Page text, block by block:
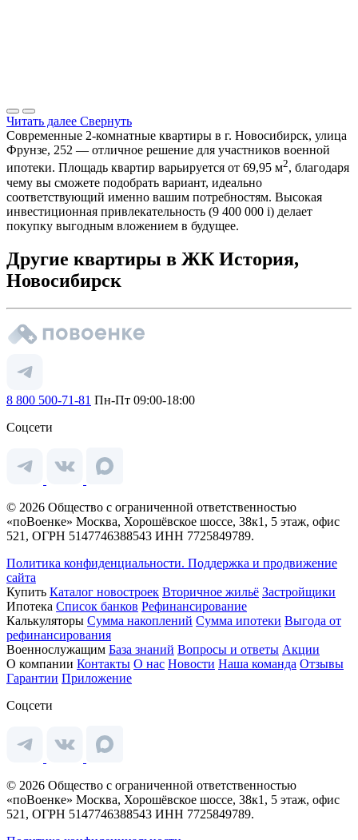
Читать далее Свернуть
Современные 2-комнатные квартиры в г. Новосибирск, улица
Фрунзе, 252 — отличное решение для участников военной
ипотеки. Площадь квартир варьируется от 69,95 м2, благодаря
чему вы сможете подобрать вариант, идеально
соответствующий именно вашим потребностям. Высокая
инвестиционная привлекательность (9 400 000 i) делает
покупку выгодным вложением в будущее.
Другие квартиры в ЖК История,
Новосибирск
8 800 500-71-81 Пн-Пт 09:00-18:00
Соцсети
© 2026 Общество с ограниченной ответственностью
«поВоенке» Москва, Хорошёвское шоссе, 38к1, 5 этаж, офис
521, ОГРН 5147746388543 ИНН 7725849789.
Политика конфиденциальности. Поддержка и продвижение
сайта
Купить Каталог новостроек Вторичное жильё Застройщики
Ипотека Список банков Рефинансирование
Калькуляторы Сумма накоплений Сумма ипотеки Выгода от
рефинансирования
Военнослужащим База знаний Вопросы и ответы Акции
О компании Контакты О нас Новости Наша команда Отзывы
Гарантии Приложение
Соцсети
© 2026 Общество с ограниченной ответственностью
«поВоенке» Москва, Хорошёвское шоссе, 38к1, 5 этаж, офис
521, ОГРН 5147746388543 ИНН 7725849789.